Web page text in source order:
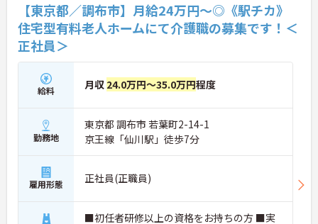
【東京都／調布市】月給24万円～◎《駅チカ》
住宅型有料老人ホームにて介護職の募集です！＜
正社員＞
給料 月収 24.0万円～35.0万円程度
勤務地
東京都 調布市 若葉町2-14-1
京王線「仙川駅」徒歩7分
雇用形態 正社員(正職員)
■初任者研修以上の資格をお持ちの方 ■実